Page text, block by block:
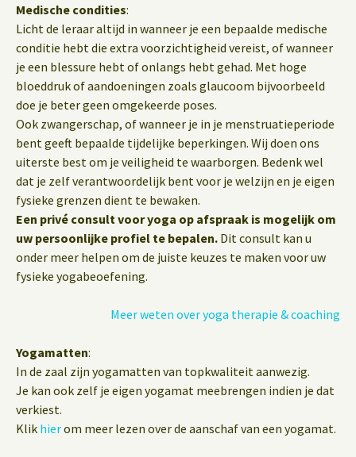
Medische condities:
Licht de leraar altijd in wanneer je een bepaalde medische
conditie hebt die extra voorzichtigheid vereist, of wanneer
je een blessure hebt of onlangs hebt gehad. Met hoge
bloeddruk of aandoeningen zoals glaucoom bijvoorbeeld
doe je beter geen omgekeerde poses.
Ook zwangerschap, of wanneer je in je menstruatieperiode
bent geeft bepaalde tijdelijke beperkingen. Wij doen ons
uiterste best om je veiligheid te waarborgen. Bedenk wel
dat je zelf verantwoordelijk bent voor je welzijn en je eigen
fysieke grenzen dient te bewaken.
Een privé consult voor yoga op afspraak is mogelijk om
uw persoonlijke profiel te bepalen. Dit consult kan u
onder meer helpen om de juiste keuzes te maken voor uw
fysieke yogabeoefening.
Meer weten over yoga therapie & coaching
Yogamatten:
In de zaal zijn yogamatten van topkwaliteit aanwezig.
Je kan ook zelf je eigen yogamat meebrengen indien je dat
verkiest.
Klik hierom meer lezen over de aanschaf van een yogamat.